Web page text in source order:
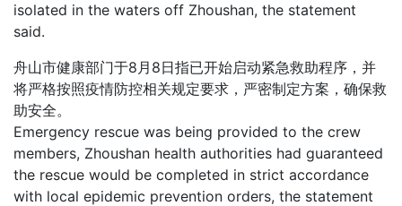
isolated in the waters off Zhoushan, the statement
said.
舟山市健康部门于8月8日指已开始启动紧急救助程序，并
将严格按照疫情防控相关规定要求，严密制定方案，确保救
助安全。
Emergency rescue was being provided to the crew
members, Zhoushan health authorities had guaranteed
the rescue would be completed in strict accordance
with local epidemic prevention orders, the statement